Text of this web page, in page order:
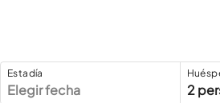
Estadía
Elegir fecha 2